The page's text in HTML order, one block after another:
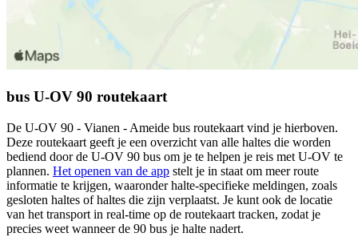
bus U-OV 90 routekaart
De U-OV 90 - Vianen - Ameide bus routekaart vind je hierboven.
Deze routekaart geeft je een overzicht van alle haltes die worden
bediend door de U-OV 90 bus om je te helpen je reis met U-OV te
plannen. Het openen van de app stelt je in staat om meer route
informatie te krijgen, waaronder halte-specifieke meldingen, zoals
gesloten haltes of haltes die zijn verplaatst. Je kunt ook de locatie
van het transport in real-time op de routekaart tracken, zodat je
precies weet wanneer de 90 bus je halte nadert.